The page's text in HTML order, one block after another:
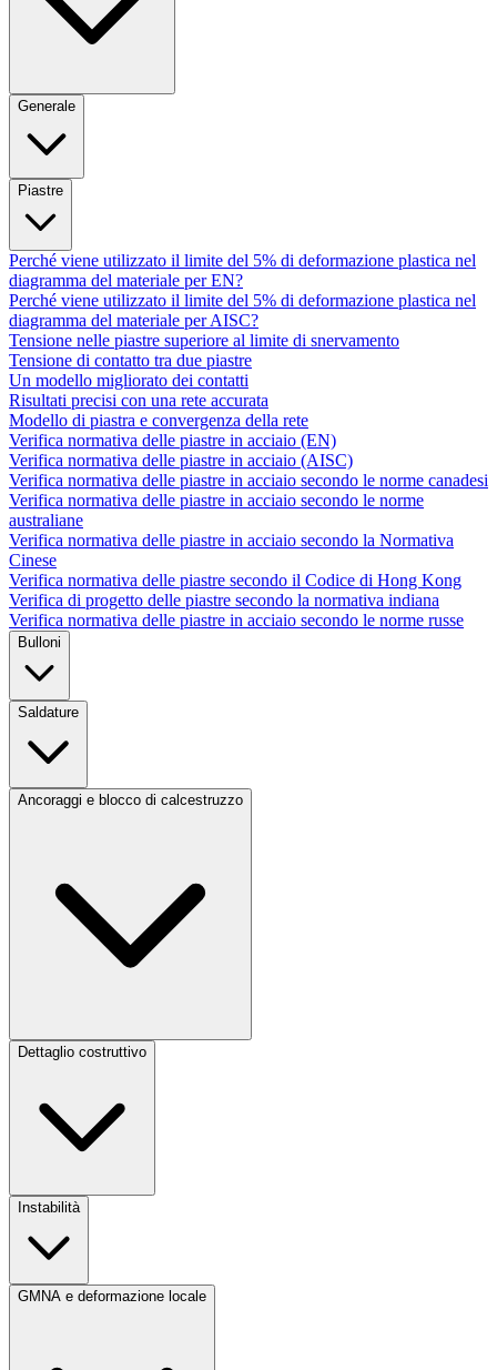
Generale
Piastre
Perché viene utilizzato il limite del 5% di deformazione plastica nel
diagramma del materiale per EN?
Perché viene utilizzato il limite del 5% di deformazione plastica nel
diagramma del materiale per AISC?
Tensione nelle piastre superiore al limite di snervamento
Tensione di contatto tra due piastre
Un modello migliorato dei contatti
Risultati precisi con una rete accurata
Modello di piastra e convergenza della rete
Verifica normativa delle piastre in acciaio (EN)
Verifica normativa delle piastre in acciaio (AISC)
Verifica normativa delle piastre in acciaio secondo le norme canadesi
Verifica normativa delle piastre in acciaio secondo le norme
australiane
Verifica normativa delle piastre in acciaio secondo la Normativa
Cinese
Verifica normativa delle piastre secondo il Codice di Hong Kong
Verifica di progetto delle piastre secondo la normativa indiana
Verifica normativa delle piastre in acciaio secondo le norme russe
Bulloni
Saldature
Ancoraggi e blocco di calcestruzzo
Dettaglio costruttivo
Instabilità
GMNA e deformazione locale